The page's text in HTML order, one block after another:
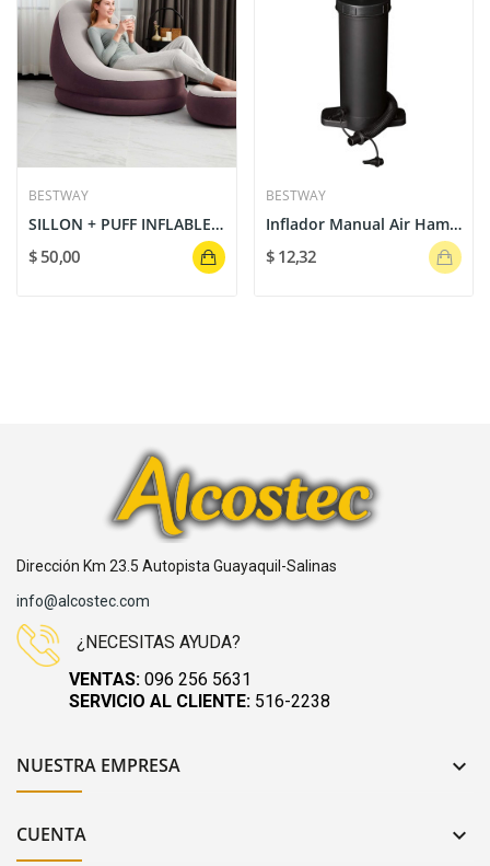
BESTWAY
SILLON + PUFF INFLABLE - 75053 BESTWAY
$ 50,00
BESTWAY
Inflador Manual Air Hammer Inflation Pump 37 cm...
$ 12,32
Dirección Km 23.5 Autopista Guayaquil-Salinas
info@alcostec.com
¿NECESITAS AYUDA?
VENTAS: 096 256 5631
SERVICIO AL CLIENTE: 516-2238
NUESTRA EMPRESA 
CUENTA 